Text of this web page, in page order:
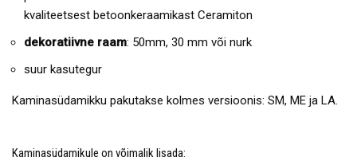
kvaliteetsest betoonkeraamikast Ceramiton
dekoratiivne raam: 50mm, 30 mm või nurk
suur kasutegur
Kaminasüdamikku pakutakse kolmes versioonis: SM, ME ja LA.
Kaminasüdamikule on võimalik lisada: